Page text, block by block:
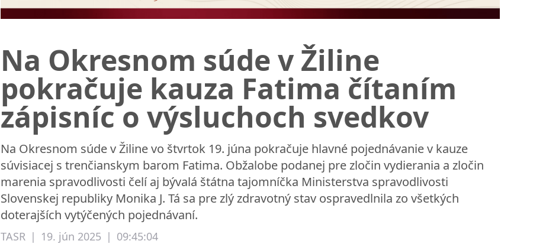
Na Okresnom súde v Žiline
pokračuje kauza Fatima čítaním
zápisníc o výsluchoch svedkov
Na Okresnom súde v Žiline vo štvrtok 19. júna pokračuje hlavné pojednávanie v kauze
súvisiacej s trenčianskym barom Fatima. Obžalobe podanej pre zločin vydierania a zločin
marenia spravodlivosti čelí aj bývalá štátna tajomníčka Ministerstva spravodlivosti
Slovenskej republiky Monika J. Tá sa pre zlý zdravotný stav ospravedlnila zo všetkých
doterajších vytýčených pojednávaní.
TASR | 19. jún 2025 | 09:45:04